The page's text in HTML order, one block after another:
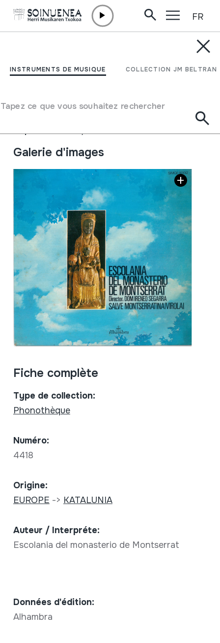
INSTRUMENTS DE MUSIQUE COLLECTION JM BELTRAN
Tapez ce que vous souhaitez rechercher
FR
Escolania del monasterio
Auteur
Escolania del monasterio de Montserrat
Emplacement: XXI/4
Galerie d'images
Fiche complète
Type de collection:
Phonothèque
Numéro:
4418
Origine:
EUROPE -> KATALUNIA
Auteur / Interpréte:
Escolania del monasterio de Montserrat
Données d'édition:
Alhambra